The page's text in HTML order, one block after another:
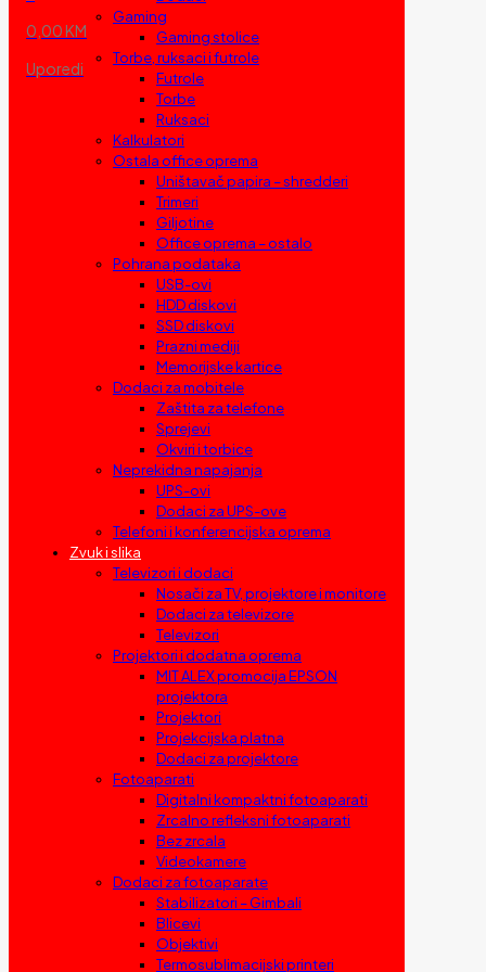
0,00 KM
Uporedi
Gaming
Gaming stolice
Torbe, ruksaci i futrole
Futrole
Torbe
Ruksaci
Kalkulatori
Ostala office oprema
Uništavač papira – shredderi
Trimeri
Giljotine
Office oprema – ostalo
Pohrana podataka
USB-ovi
HDD diskovi
SSD diskovi
Prazni mediji
Memorijske kartice
Dodaci za mobitele
Zaštita za telefone
Sprejevi
Okviri i torbice
Neprekidna napajanja
UPS-ovi
Dodaci za UPS-ove
Telefoni i konferencijska oprema
Zvuk i slika
Televizori i dodaci
Nosači za TV, projektore i monitore
Dodaci za televizore
Televizori
Projektori i dodatna oprema
MIT ALEX promocija EPSON
projektora
Projektori
Projekcijska platna
Dodaci za projektore
Fotoaparati
Digitalni kompaktni fotoaparati
Zrcalno refleksni fotoaparati
Bez zrcala
Videokamere
Dodaci za fotoaparate
Stabilizatori – Gimbali
Blicevi
Objektivi
Termosublimacijski printeri